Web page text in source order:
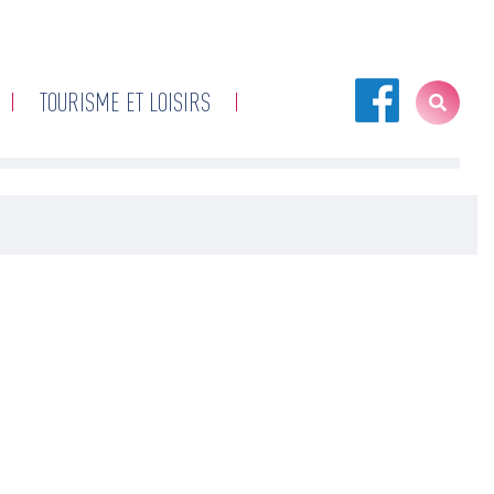
TOURISME ET LOISIRS